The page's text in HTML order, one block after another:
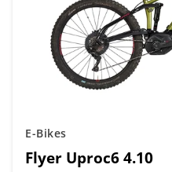
E-Bikes
Flyer Uproc6 4.10